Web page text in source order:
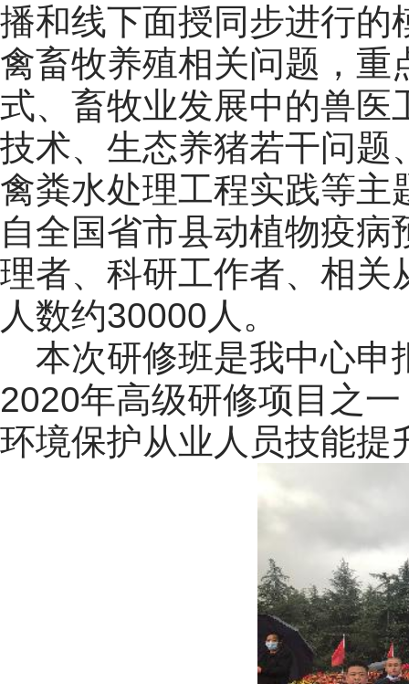
播和线下面授同步进行的
禽畜牧养殖相关问题，重
式、畜牧业发展中的兽医
技术、生态养猪若干问题
禽粪水处理工程实践等主
自全国省市县动植物疫
理者、科研工作者、相关
人数约30000人。
本次研修班是我中心申
2020年高级研修项目之
环境保护从业人员技能提